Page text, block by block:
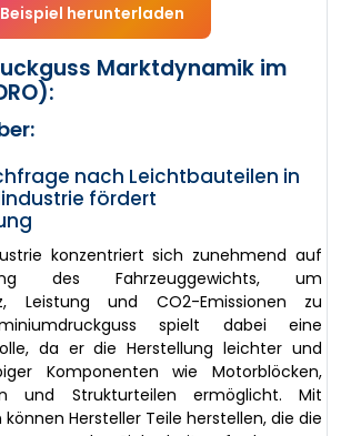
Beispiel herunterladen
Marktdynamik im
nach Leichtbauteilen in
fördert
konzentriert sich zunehmend auf
des Fahrzeuggewichts, um
Leistung und CO2-Emissionen zu
spielt dabei eine
da er die Herstellung leichter und
Komponenten wie Motorblöcken,
und Strukturteilen ermöglicht. Mit
Hersteller Teile herstellen, die die